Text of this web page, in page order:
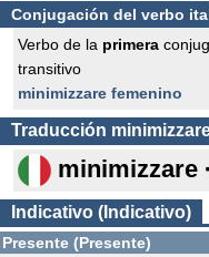
Conjugación del verbo
Verbo de la primera
transitivo
minimizzare femenino
Traducción
minimizzare
Indicativo (Indicativo)
Presente (Presente)